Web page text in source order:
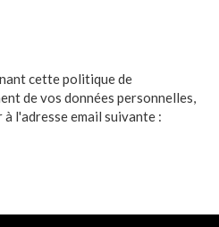
cette politique de
de vos données personnelles,
l'adresse email suivante :